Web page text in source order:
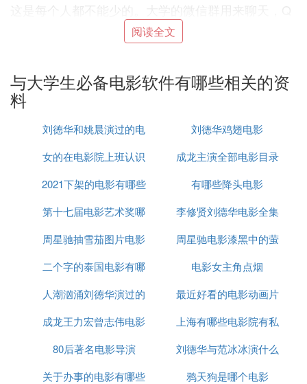
这是每个人都不能少的。大学的微信群用来聊天，Q
Q群用来上传资料。课程的老师也会建群方便交流。
储备自己整理的课上、课外的学习资料和视频，还有
照片也可以上传网盘，就不能占手机内存。
写论文必备工具
6.其他技能（靠自己的需求）
如果想通过接单p图，设计海报赚钱，可以学习PS的
在于练习和自己对PS的理解。
②编程
有些理工类专业会要求学习编程，如果有兴趣和时间
各种数据，相对其他编程也比较好学。C语言应用比
较广泛，重要的是学习编程的语言思维。
7.娱乐
阅读全文
与大学生必备电影软件有哪些相关的资
料
刘德华和姚晨演过的电
影
刘德华鸡翅电影
女的在电影院上班认识
男主角
成龙主演全部电影目录
2021下架的电影有哪些
有哪些降头电影
第十七届电影艺术奖哪
个电视台直播
李修贤刘德华电影全集
周星驰抽雪茄图片电影
周星驰电影漆黑中的萤
火
二个字的泰国电影有哪
些
电影女主角点烟
人潮汹涌刘德华演过的
电影
最近好看的电影动画片
有哪些
成龙王力宏曾志伟电影
上海有哪些电影院有私
人影院
80后著名电影导演
刘德华与范冰冰演什么
电影
关于办事的电影有哪些
鸦天狗是哪个电影